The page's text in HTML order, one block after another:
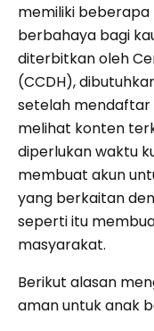
memiliki
berbahaya bagi
diterbitkan oleh
(CCDH),
setelah mendaftar
melihat konten
diperlukan waktu
membuat akun
yang berkaitan
seperti itu
masyarakat.
Berikut alasan
aman untuk anak